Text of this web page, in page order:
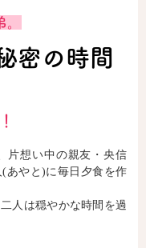
密の時間
片想い中の親友・央信
(あやと)に毎日夕食を作
人は穏やかな時間を過